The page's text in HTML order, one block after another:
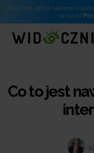
AI już wie, gdzie najlepiej kupić
na liście?
Co to jest